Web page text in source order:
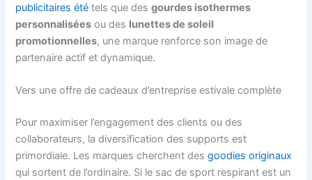
publicitaires été tels que desgourdes isothermes
personnalisées ou des lunettes de soleil
promotionnelles, une marque renforce son image de
partenaire actif et dynamique.
Vers une offre de cadeaux d’entreprise estivale complète
Pour maximiser l’engagement des clients ou des
collaborateurs, la diversification des supports est
primordiale. Les marques cherchent desgoodies originaux
qui sortent de l’ordinaire. Si le sac de sport respirant est un